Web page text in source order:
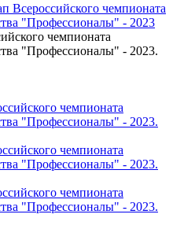
Всероссийского чемпионата
"Профессионалы" - 2023
чемпионата
"Профессионалы" - 2023.